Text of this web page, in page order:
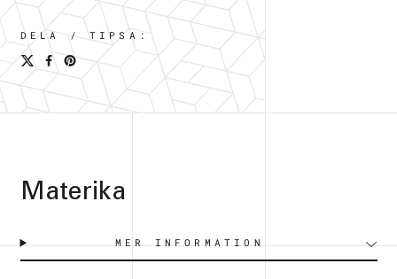
DELA / TIPSA:
Materika
MER INFORMATION